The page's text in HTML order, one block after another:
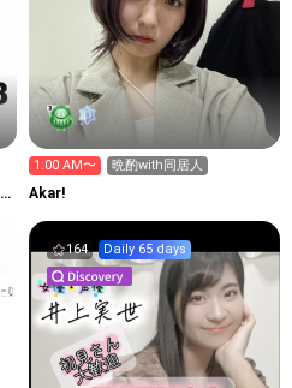
1:00 AM〜 晩酌with同居人
Akar!
164 Daily 65 days